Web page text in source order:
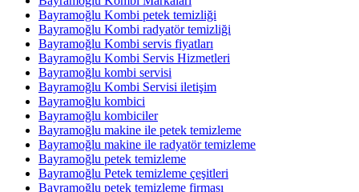
Bayramoğlu Kombi petek temizliği
Bayramoğlu Kombi radyatör temizliği
Bayramoğlu Kombi servis fiyatları
Bayramoğlu Kombi Servis Hizmetleri
Bayramoğlu kombi servisi
Bayramoğlu Kombi Servisi iletişim
Bayramoğlu kombici
Bayramoğlu kombiciler
Bayramoğlu makine ile petek temizleme
Bayramoğlu makine ile radyatör temizleme
Bayramoğlu petek temizleme
Bayramoğlu Petek temizleme çeşitleri
Bayramoğlu petek temizleme firması